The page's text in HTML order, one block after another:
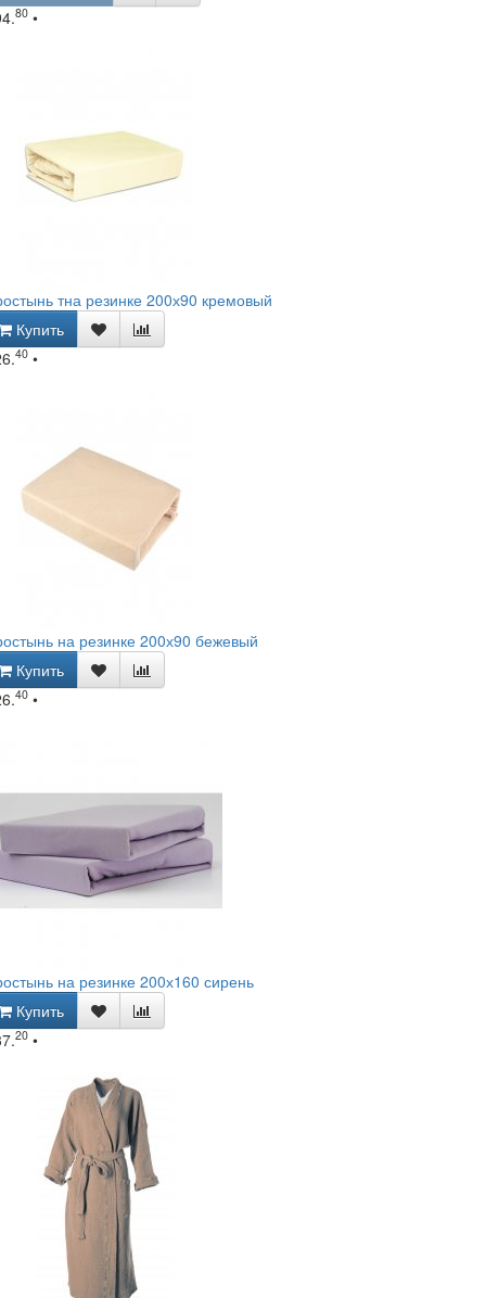
80 •
тна резинке 200х90 кремовый
Купить
40 •
на резинке 200х90 бежевый
Купить
40 •
на резинке 200х160 сирень
Купить
20 •